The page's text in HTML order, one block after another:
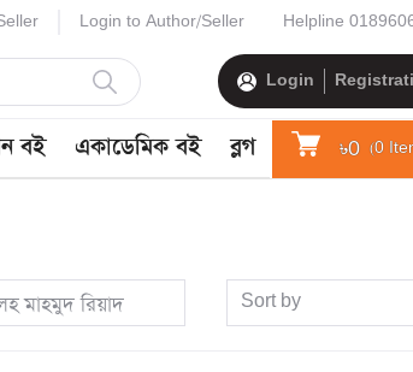
Login to Author/Seller Helpline
Login
বই একাডেমিক বই ব্লগ ৳0 (0
মাহমুদ রিয়াদ Sort by